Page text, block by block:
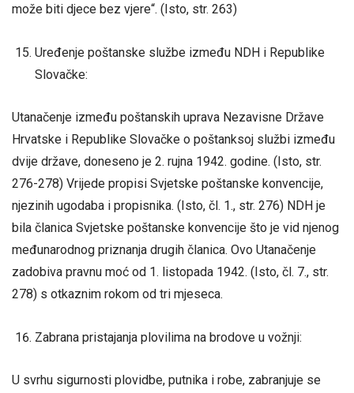
može biti djece bez vjere“. (Isto, str. 263)
Uređenje poštanske službe između NDH i Republike
Slovačke:
Utanačenje između poštanskih uprava Nezavisne Države
Hrvatske i Republike Slovačke o poštanksoj službi između
dvije države, doneseno je 2. rujna 1942. godine. (Isto, str.
276-278) Vrijede propisi Svjetske poštanske konvencije,
njezinih ugodaba i propisnika. (Isto, čl. 1., str. 276) NDH je
bila članica Svjetske poštanske konvencije što je vid njenog
međunarodnog priznanja drugih članica. Ovo Utanačenje
zadobiva pravnu moć od 1. listopada 1942. (Isto, čl. 7., str.
278) s otkaznim rokom od tri mjeseca.
Zabrana pristajanja plovilima na brodove u vožnji:
U svrhu sigurnosti plovidbe, putnika i robe, zabranjuje se